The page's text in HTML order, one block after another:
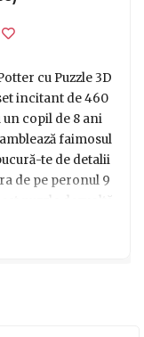
cu Puzzle 3D
incitant de 460
copil de 8 ani
faimosul
te de detalii
de pe peronul 9